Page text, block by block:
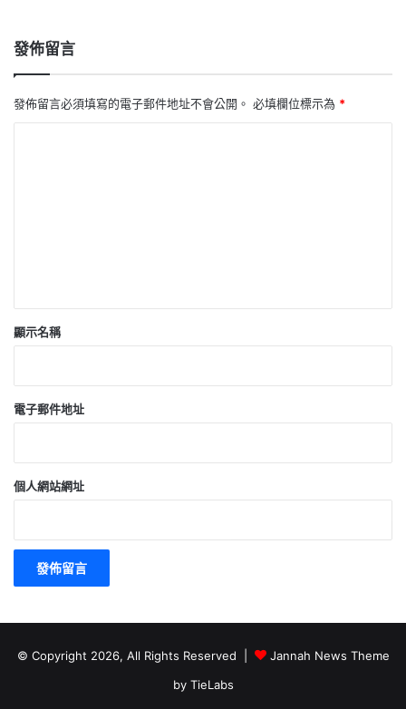
發佈留言
發佈留言必須填寫的電子郵件地址不會公開。 必填欄位標示為 *
顯示名稱
電子郵件地址
個人網站網址
© Copyright 2026, All Rights Reserved |
Jannah News Theme
by TieLabs